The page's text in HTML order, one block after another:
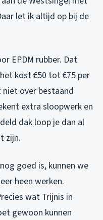
let ik altijd op bij de
EPDM rubber. Dat
kost €50 tot €75 per
over bestaand
extra sloopwerk en
dak loop je dan al
zijn.
goed is, kunnen we
heen werken.
wat Trijnis in
gewoon kunnen